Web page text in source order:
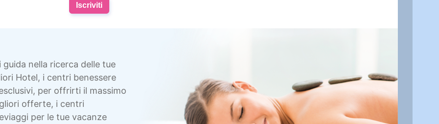
Iscriviti
nella ricerca delle tue
Hotel, i centri benessere
per offrirti il massimo
offerte, i centri
per le tue vacanze